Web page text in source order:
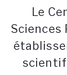
Le
Sciences